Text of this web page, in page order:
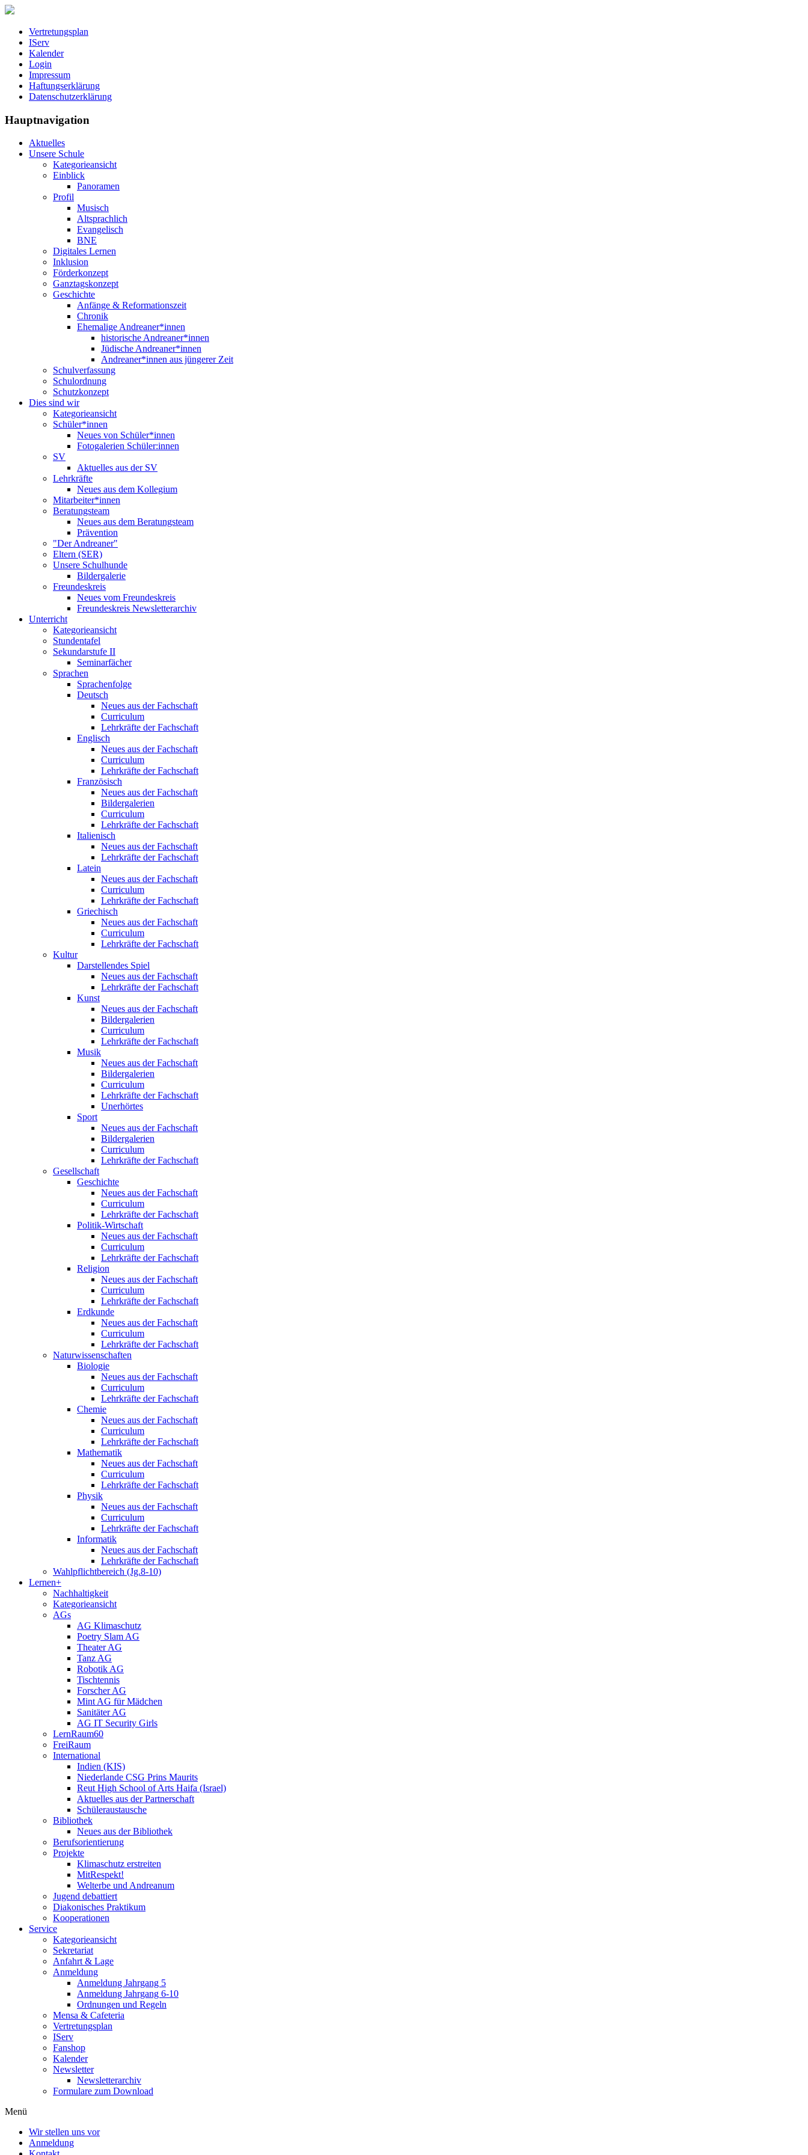
Vertretungsplan
IServ
Kalender
Login
Impressum
Haftungserklärung
Datenschutzerklärung
Hauptnavigation
Aktuelles
Unsere Schule
Kategorieansicht
Einblick
Panoramen
Profil
Musisch
Altsprachlich
Evangelisch
BNE
Digitales Lernen
Inklusion
Förderkonzept
Ganztagskonzept
Geschichte
Anfänge & Reformationszeit
Chronik
Ehemalige Andreaner*innen
historische Andreaner*innen
Jüdische Andreaner*innen
Andreaner*innen aus jüngerer Zeit
Schulverfassung
Schulordnung
Schutzkonzept
Dies sind wir
Kategorieansicht
Schüler*innen
Neues von Schüler*innen
Fotogalerien Schüler:innen
SV
Aktuelles aus der SV
Lehrkräfte
Neues aus dem Kollegium
Mitarbeiter*innen
Beratungsteam
Neues aus dem Beratungsteam
Prävention
"Der Andreaner"
Eltern (SER)
Unsere Schulhunde
Bildergalerie
Freundeskreis
Neues vom Freundeskreis
Freundeskreis Newsletterarchiv
Unterricht
Kategorieansicht
Stundentafel
Sekundarstufe II
Seminarfächer
Sprachen
Sprachenfolge
Deutsch
Neues aus der Fachschaft
Curriculum
Lehrkräfte der Fachschaft
Englisch
Neues aus der Fachschaft
Curriculum
Lehrkräfte der Fachschaft
Französisch
Neues aus der Fachschaft
Bildergalerien
Curriculum
Lehrkräfte der Fachschaft
Italienisch
Neues aus der Fachschaft
Lehrkräfte der Fachschaft
Latein
Neues aus der Fachschaft
Curriculum
Lehrkräfte der Fachschaft
Griechisch
Neues aus der Fachschaft
Curriculum
Lehrkräfte der Fachschaft
Kultur
Darstellendes Spiel
Neues aus der Fachschaft
Lehrkräfte der Fachschaft
Kunst
Neues aus der Fachschaft
Bildergalerien
Curriculum
Lehrkräfte der Fachschaft
Musik
Neues aus der Fachschaft
Bildergalerien
Curriculum
Lehrkräfte der Fachschaft
Unerhörtes
Sport
Neues aus der Fachschaft
Bildergalerien
Curriculum
Lehrkräfte der Fachschaft
Gesellschaft
Geschichte
Neues aus der Fachschaft
Curriculum
Lehrkräfte der Fachschaft
Politik-Wirtschaft
Neues aus der Fachschaft
Curriculum
Lehrkräfte der Fachschaft
Religion
Neues aus der Fachschaft
Curriculum
Lehrkräfte der Fachschaft
Erdkunde
Neues aus der Fachschaft
Curriculum
Lehrkräfte der Fachschaft
Naturwissenschaften
Biologie
Neues aus der Fachschaft
Curriculum
Lehrkräfte der Fachschaft
Chemie
Neues aus der Fachschaft
Curriculum
Lehrkräfte der Fachschaft
Mathematik
Neues aus der Fachschaft
Curriculum
Lehrkräfte der Fachschaft
Physik
Neues aus der Fachschaft
Curriculum
Lehrkräfte der Fachschaft
Informatik
Neues aus der Fachschaft
Lehrkräfte der Fachschaft
Wahlpflichtbereich (Jg.8-10)
Lernen+
Nachhaltigkeit
Kategorieansicht
AGs
AG Klimaschutz
Poetry Slam AG
Theater AG
Tanz AG
Robotik AG
Tischtennis
Forscher AG
Mint AG für Mädchen
Sanitäter AG
AG IT Security Girls
LernRaum60
FreiRaum
International
Indien (KIS)
Niederlande CSG Prins Maurits
Reut High School of Arts Haifa (Israel)
Aktuelles aus der Partnerschaft
Schüleraustausche
Bibliothek
Neues aus der Bibliothek
Berufsorientierung
Projekte
Klimaschutz erstreiten
MitRespekt!
Welterbe und Andreanum
Jugend debattiert
Diakonisches Praktikum
Kooperationen
Service
Kategorieansicht
Sekretariat
Anfahrt & Lage
Anmeldung
Anmeldung Jahrgang 5
Anmeldung Jahrgang 6-10
Ordnungen und Regeln
Mensa & Cafeteria
Vertretungsplan
IServ
Fanshop
Kalender
Newsletter
Newsletterarchiv
Formulare zum Download
Menü
Wir stellen uns vor
Anmeldung